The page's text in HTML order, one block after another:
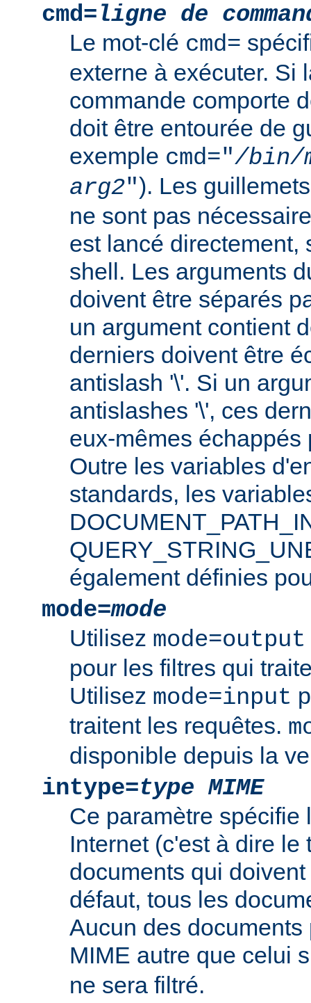
cmd=ligne de
Le mot-clé cmd=
externe à exécuter. Si
commande comporte
doit être entourée de
exemple cmd="/bin/
arg2"). Les
ne sont pas
est lancé directement,
shell. Les arguments
doivent être séparés
un argument contient
derniers doivent être
antislash '\'. Si un
antislashes '\', ces
eux-mêmes échappés
Outre les variables
standards, les
également définies
mode=mode
Utilisez mode=output
pour les filtres qui
Utilisez mode=input
traitent les requêtes.
disponible depuis la
intype=type MIME
Ce paramètre spécifie
Internet (c'est à dire le
documents qui
défaut, tous les
Aucun des
MIME autre que celui
ne sera filtré.